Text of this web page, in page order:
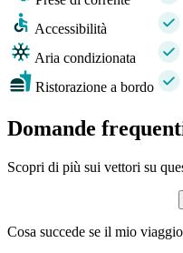
Accessibilità
Aria condizionata
Ristorazione a bordo
Domande
Scopri di più sui vettori su
Cosa succede se il mio